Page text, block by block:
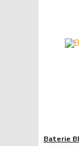
Baterie